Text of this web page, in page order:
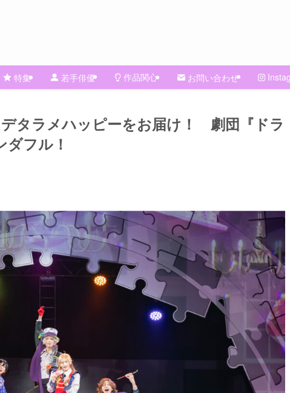
特集 若手俳優 作品関心 お問い合わせ
デタラメハッピーをお届け！ 劇団『ドラ
フル！